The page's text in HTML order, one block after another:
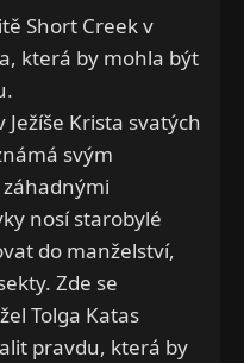
Short Creek v
která by mohla být
Krista svatých
svým
nosí starobylé
do manželství,
Zde se
Tolga Katas
pravdu, která by